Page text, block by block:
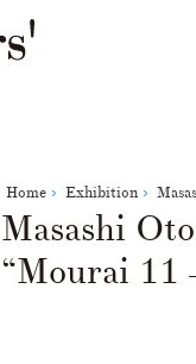
Home Exhibition
Masashi
“Mourai